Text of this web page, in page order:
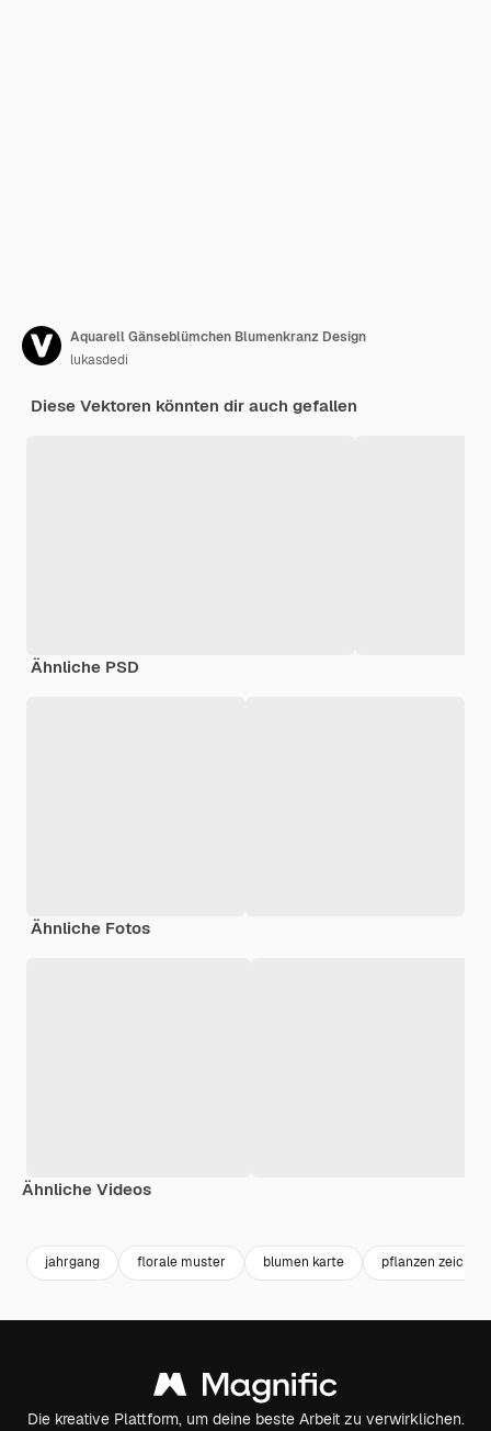
Aquarell Gänseblümchen Blumenkranz Design
lukasdedi
Diese Vektoren könnten dir auch gefallen
Ähnliche PSD
Ähnliche Fotos
Ähnliche Videos
jahrgang florale muster blumen karte pflanzen
Die kreative Plattform, um deine beste Arbeit zu verwirklichen.